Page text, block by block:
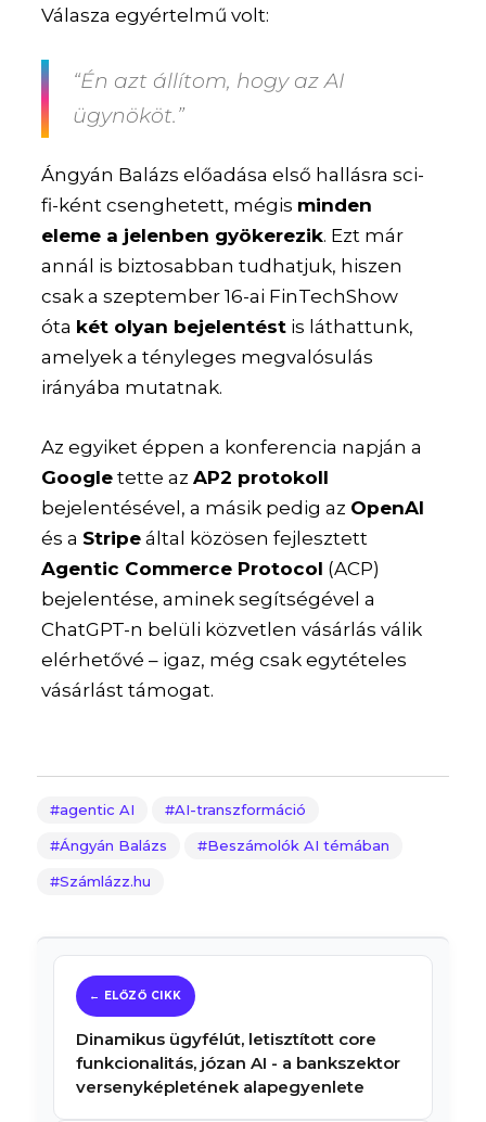
Válasza egyértelmű volt:
“Én azt állítom, hogy az AI
ügynököt.”
Ángyán Balázs előadása első hallásra sci-
fi-ként csenghetett, mégis minden
eleme a jelenben gyökerezik. Ezt már
annál is biztosabban tudhatjuk, hiszen
csak a szeptember 16-ai FinTechShow
óta két olyan bejelentést is láthattunk,
amelyek a tényleges megvalósulás
irányába mutatnak.
Az egyiket éppen a konferencia napján a
Google tette azAP2 protokoll
bejelentésével, a másik pedig az OpenAI
és a Stripe által közösen fejlesztett
Agentic Commerce Protocol (ACP)
bejelentése, aminek segítségével a
ChatGPT-n belüli közvetlen vásárlás válik
elérhetővé – igaz, még csak egytételes
vásárlást támogat.
agentic AI AI-transzformáció
Ángyán Balázs Beszámolók AI témában
Számlázz.hu
Dinamikus ügyfélút, letisztított core
funkcionalitás, józan AI - a bankszektor
versenyképletének alapegyenlete